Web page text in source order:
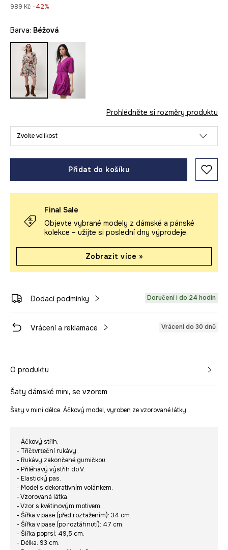
989 Kč -42%
Barva: béžová
Prohlédněte si rozměry produktu
Zvolte velikost
Přidat do košíku
Final Sale
Objevte vybrané modely z dámské a pánské
kolekce – užijte si poslední dny výprodeje.
Zobrazit více »
Dodací podmínky Doručení i do 24 hodin
Vrácení a reklamace Vrácení do 30 dnů
O produktu
Šaty dámské mini, se vzorem
Šaty v mini délce. Áčkový model, vyroben ze vzorované látky.
- Áčkový střih.
- Tříčtvrteční rukávy.
- Rukávy zakončené gumičkou.
- Přiléhavý výstřih do V.
- Elastický pas.
- Model s dekorativním volánkem.
- Vzorovaná látka.
- Vzor s květinovým motivem.
- Šířka v pase (před roztažením): 34 cm.
- Šířka v pase (po roztáhnutí): 47 cm.
- Šířka poprsí: 49,5 cm.
- Délka: 93 cm.